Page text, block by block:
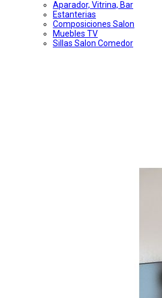
Aparador, Vitrina, Bar
Estanterias
Composiciones Salon
Muebles TV
Sillas Salon Comedor